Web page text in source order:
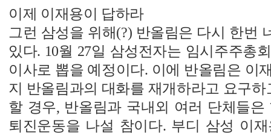
이제 이재용이 답하라
그런 삼성을 위해(?) 반올림은 다시 한번
있다. 10월 27일 삼성전자는 임시주주총
이사로 뽑을 예정이다. 이에 반올림은 이
지 반올림과의 대화를 재개하라고 요구
할 경우, 반올림과 국내외 여러 단체들
퇴진운동을 나설 참이다. 부디 삼성 이